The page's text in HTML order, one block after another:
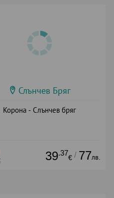
Слънчев Бряг
Корона - Слънчев бряг
39.37
€ / 77лв.